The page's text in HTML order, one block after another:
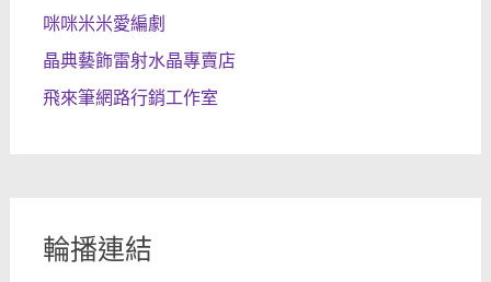
咪咪米米愛編劇
晶典藝飾雷射水晶專賣店
飛來筆網路行銷工作室
輪播連結